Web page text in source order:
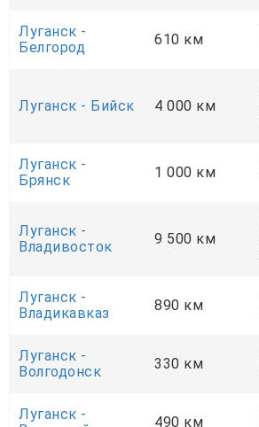
Луганск -
Белгород
610 км
Луганск - Бийск 4 000 км
Луганск -
Брянск
1 000 км
Луганск -
Владивосток
9 500 км
Луганск -
Владикавказ
890 км
Луганск -
Волгодонск
330 км
Луганск -
490 км